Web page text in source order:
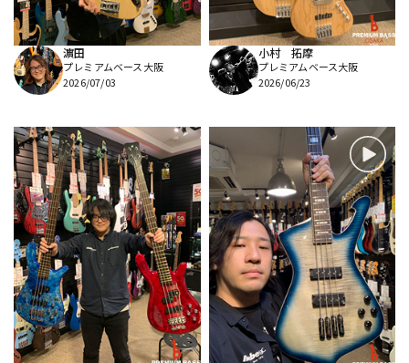
濵田
プレミアムベース大阪
2026/07/03
小村 拓摩
プレミアムベース大阪
2026/06/23